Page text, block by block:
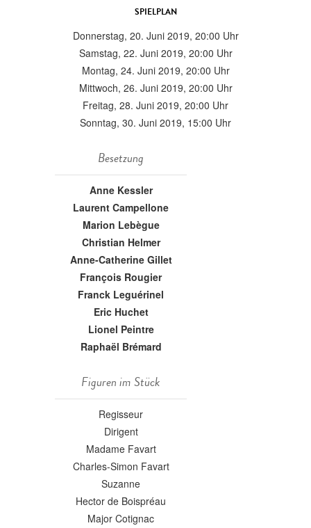
SPIELPLAN
Donnerstag, 20. Juni 2019, 20:00 Uhr
Samstag, 22. Juni 2019, 20:00 Uhr
Montag, 24. Juni 2019, 20:00 Uhr
Mittwoch, 26. Juni 2019, 20:00 Uhr
Freitag, 28. Juni 2019, 20:00 Uhr
Sonntag, 30. Juni 2019, 15:00 Uhr
Besetzung
Anne Kessler
Laurent Campellone
Marion Lebègue
Christian Helmer
Anne-Catherine Gillet
François Rougier
Franck Leguérinel
Eric Huchet
Lionel Peintre
Raphaël Brémard
Figuren im Stück
Regisseur
Dirigent
Madame Favart
Charles-Simon Favart
Suzanne
Hector de Boispréau
Major Cotignac